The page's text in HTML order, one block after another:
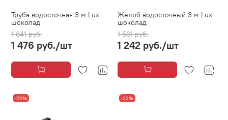
Труба водосточная 3 м Lux,
шоколад
1 841 руб.
1 476 руб./шт
Желоб водосточный 3 м Lux,
шоколад
1 561 руб.
1 242 руб./шт
-22% -22%